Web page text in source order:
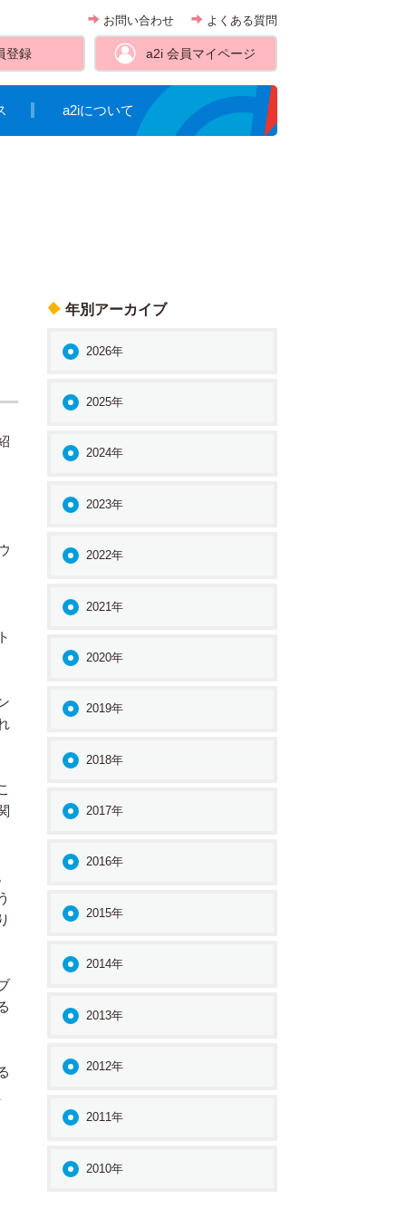
お問い合わせ よくある質問
登録 a2i 会員マイページ
a2iについて
年別アーカイブ
2026年
2025年
2024年
2023年
2022年
2021年
2020年
2019年
2018年
2017年
2016年
2015年
2014年
2013年
2012年
2011年
2010年